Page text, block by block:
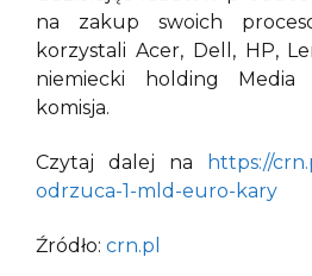
na zakup swoich
korzystali Acer, Dell, HP,
niemiecki holding Media
komisja.
Czytaj dalej na
https://
odrzuca-1-mld-euro-kary
Źródło: crn.pl